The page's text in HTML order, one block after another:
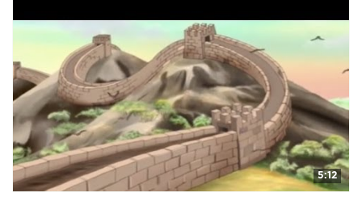
5:12